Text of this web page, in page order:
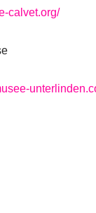
calvet.org/